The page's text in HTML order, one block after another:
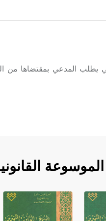
يطلب المدعي بمقتضاها من